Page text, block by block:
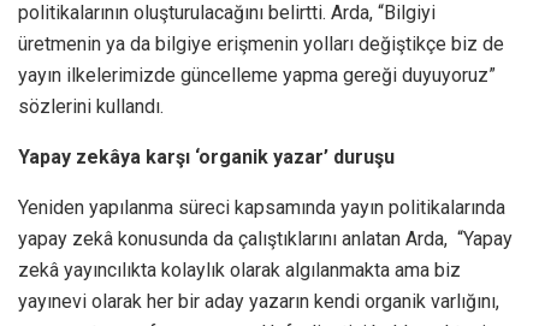
politikalarının oluşturulacağını belirtti. Arda, “Bilgiyi
üretmenin ya da bilgiye erişmenin yolları değiştikçe biz de
yayın ilkelerimizde güncelleme yapma gereği duyuyoruz”
sözlerini kullandı.
Yapay zekâya karşı ‘organik yazar’ duruşu
Yeniden yapılanma süreci kapsamında yayın politikalarında
yapay zekâ konusunda da çalıştıklarını anlatan Arda, “Yapay
zekâ yayıncılıkta kolaylık olarak algılanmakta ama biz
yayınevi olarak her bir aday yazarın kendi organik varlığını,